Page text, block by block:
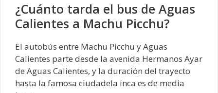
¿Cuánto tarda el bus de Aguas
Calientes a Machu Picchu?
El autobús entre Machu Picchu y Aguas
Calientes parte desde la avenida Hermanos Ayar
de Aguas Calientes, y la duración del trayecto
hasta la famosa ciudadela inca es de media